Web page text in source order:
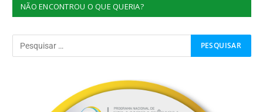
NÃO ENCONTROU O QUE QUERIA?